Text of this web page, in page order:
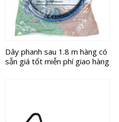
Dây phanh sau 1.8 m hàng có
sẵn giá tốt miễn phí giao hàng